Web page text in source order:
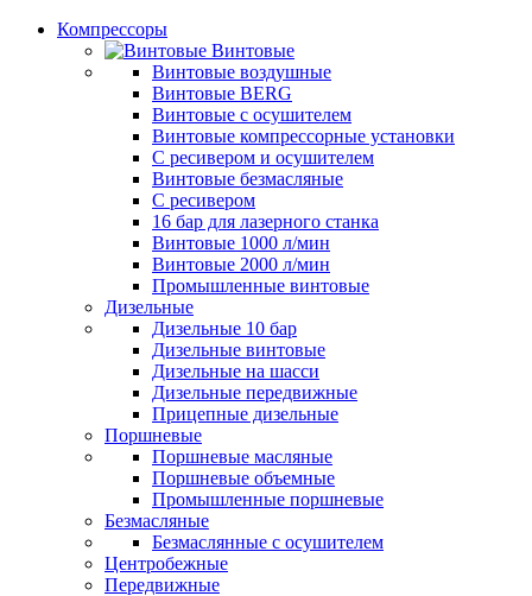
Компрессоры
Винтовые
Винтовые воздушные
Винтовые BERG
Винтовые с осушителем
Винтовые компрессорные установки
C ресивером и осушителем
Винтовые безмасляные
C ресивером
16 бар для лазерного станка
Винтовые 1000 л/мин
Винтовые 2000 л/мин
Промышленные винтовые
Дизельные
Дизельные 10 бар
Дизельные винтовые
Дизельные на шасси
Дизельные передвижные
Прицепные дизельные
Поршневые
Поршневые масляные
Поршневые объемные
Промышленные поршневые
Безмасляные
Безмаслянные с осушителем
Центробежные
Передвижные